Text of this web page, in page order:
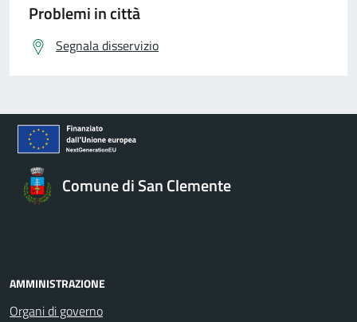
Problemi in città
Segnala disservizio
Comune di San Clemente
AMMINISTRAZIONE
Organi di governo